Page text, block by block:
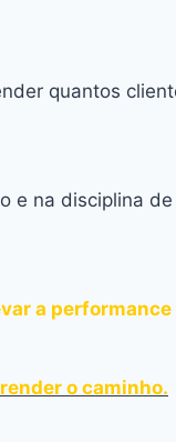
quantos
e na disciplina
a performance
o caminho.